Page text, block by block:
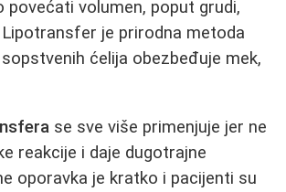
povećati volumen, poput grudi,
je prirodna metoda
ćelija obezbeđuje mek,
se sve više primenjuje jer ne
reakcije i daje dugotrajne
oporavka je kratko i pacijenti su